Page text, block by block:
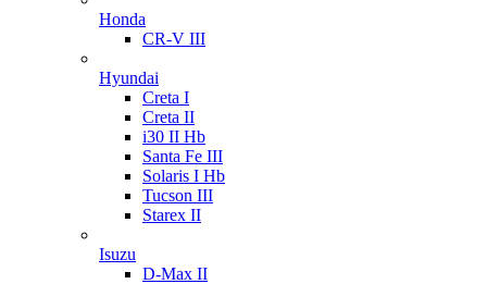
Honda
CR-V III
Hyundai
Creta I
Creta II
i30 II Hb
Santa Fe III
Solaris I Hb
Tucson III
Starex II
Isuzu
D-Max II